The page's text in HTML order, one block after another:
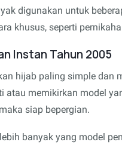
digunakan untuk
khusus, seperti
Instan Tahun 2005
hijab paling simple dan
atau memikirkan model
siap bepergian.
banyak yang model